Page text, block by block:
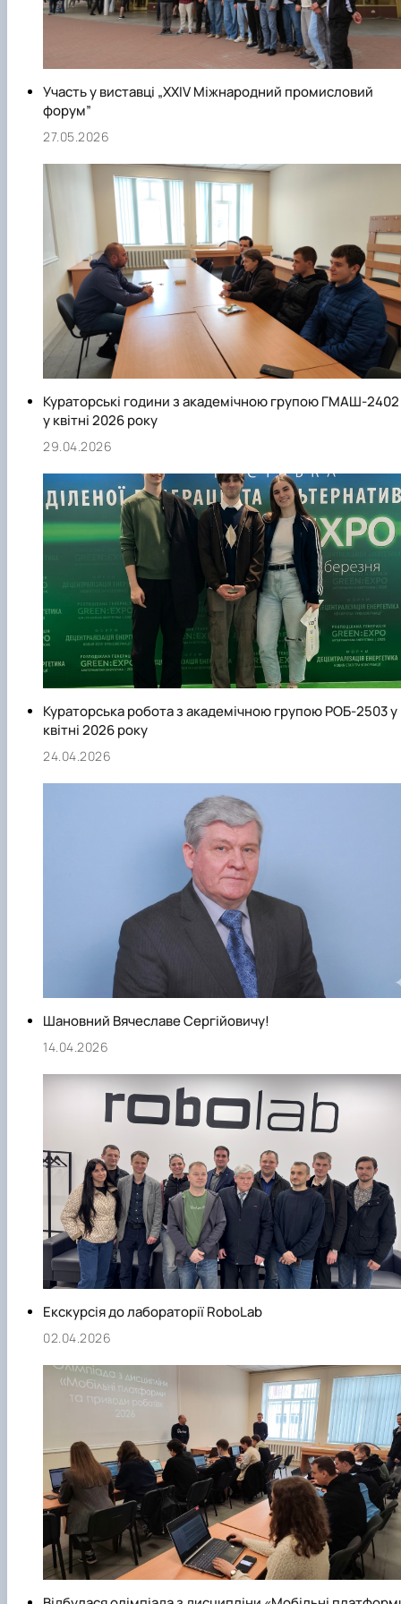
Участь у виставці „XXIV Міжнародний промисловий
форум”
27.05.2026
Кураторські години з академічною групою ГМАШ-2402
у квітні 2026 року
29.04.2026
Кураторська робота з академічною групою РОБ-2503 у
квітні 2026 року
24.04.2026
Шановний Вячеславе Сергійовичу!
14.04.2026
Екскурсія до лабораторії RoboLab
02.04.2026